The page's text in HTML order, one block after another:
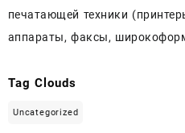
печатающей техники
аппараты, факсы,
Tag Clouds
Uncategorized